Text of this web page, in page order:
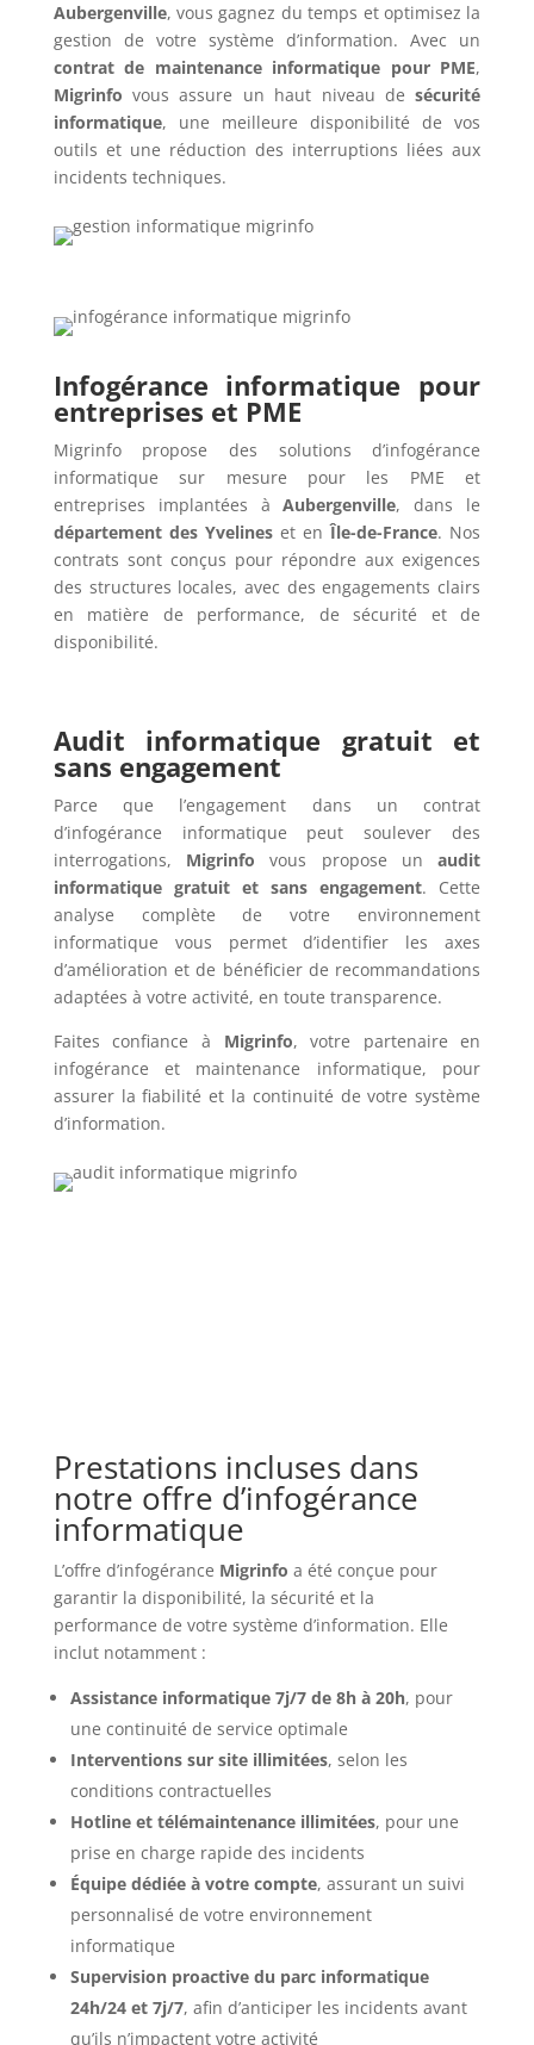
Aubergenville, vous gagnez du temps et optimisez la
gestion de votre système d’information. Avec un
contrat de maintenance informatique pour PME,
Migrinfo vous assure un haut niveau desécurité
informatique, une meilleure disponibilité de vos
outils et une réduction des interruptions liées aux
incidents techniques.
Infogérance informatique pour
entreprises et PME
Migrinfo propose des solutions d’infogérance
informatique sur mesure pour les PME et
entreprises implantées àAubergenville, dans le
département des Yvelineset enÎle-de-France. Nos
contrats sont conçus pour répondre aux exigences
des structures locales, avec des engagements clairs
en matière de performance, de sécurité et de
disponibilité.
Audit informatique gratuit et
sans engagement
Parce que l’engagement dans un contrat
d’infogérance informatique peut soulever des
interrogations, Migrinfovous propose unaudit
informatique gratuit et sans engagement. Cette
analyse complète de votre environnement
informatique vous permet d’identifier les axes
d’amélioration et de bénéficier de recommandations
adaptées à votre activité, en toute transparence.
Faites confiance à Migrinfo, votre partenaire en
infogérance et maintenance informatique, pour
assurer la fiabilité et la continuité de votre système
d’information.
Prestations incluses dans
notre offre d’infogérance
informatique
L’offre d’infogérance Migrinfo a été conçue pour
garantir la disponibilité, la sécurité et la
performance de votre système d’information. Elle
inclut notamment :
Assistance informatique 7j/7 de 8h à 20h, pour
une continuité de service optimale
Interventions sur site illimitées, selon les
conditions contractuelles
Hotline et télémaintenance illimitées, pour une
prise en charge rapide des incidents
Équipe dédiée à votre compte, assurant un suivi
personnalisé de votre environnement
informatique
Supervision proactive du parc informatique
24h/24 et 7j/7, afin d’anticiper les incidents avant
qu’ils n’impactent votre activité